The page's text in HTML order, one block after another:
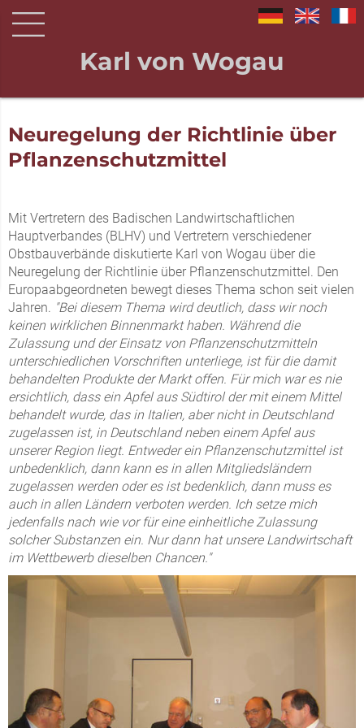
Karl von Wogau
Neuregelung der Richtlinie über
Pflanzenschutzmittel
Mit Vertretern des Badischen Landwirtschaftlichen
Hauptverbandes (BLHV) und Vertretern verschiedener
Obstbauverbände diskutierte Karl von Wogau über die
Neuregelung der Richtlinie über Pflanzenschutzmittel. Den
Europaabgeordneten bewegt dieses Thema schon seit vielen
Jahren. "Bei diesem Thema wird deutlich, dass wir noch
keinen wirklichen Binnenmarkt haben. Während die
Zulassung und der Einsatz von Pflanzenschutzmitteln
unterschiedlichen Vorschriften unterliege, ist für die damit
behandelten Produkte der Markt offen. Für mich war es nie
ersichtlich, dass ein Apfel aus Südtirol der mit einem Mittel
behandelt wurde, das in Italien, aber nicht in Deutschland
zugelassen ist, in Deutschland neben einem Apfel aus
unserer Region liegt. Entweder ein Pflanzenschutzmittel ist
unbedenklich, dann kann es in allen Mitgliedsländern
zugelassen werden oder es ist bedenklich, dann muss es
auch in allen Ländern verboten werden. Ich setze mich
jedenfalls nach wie vor für eine einheitliche Zulassung
solcher Substanzen ein. Nur dann hat unsere Landwirtschaft
im Wettbewerb dieselben Chancen."